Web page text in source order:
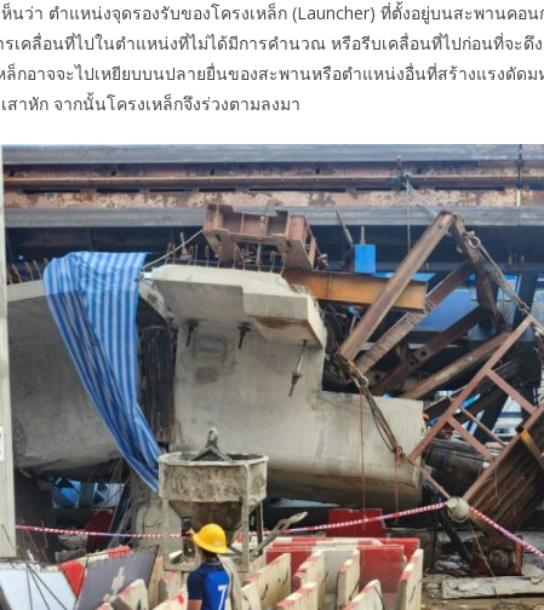
นว่า ตำแหน่งจุดรองรับของโครงเหล็ก (Launcher) ที่ตั้งอยู่บนสะพานคอ
รเคลื่อนที่ไปในตำแหน่งที่ไม่ได้มีการคำนวณ หรือรีบเคลื่อนที่ไปก่อนที่จะดึ
ล็กอาจจะไปเหยียบบนปลายยื่นของสะพานหรือตำแหน่งอื่นที่สร้างแรงดัด
าหัก จากนั้นโครงเหล็กจึงร่วงตามลงมา